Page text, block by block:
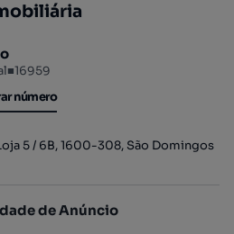
■16959
número
número
5 / 6B, 1600-308, São Domingos
de Anúncio